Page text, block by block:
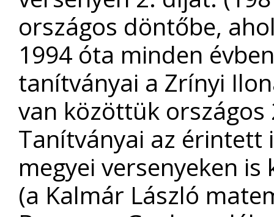
országos döntőbe,
1994 óta minden
tanítványai a Zrínyi
van közöttük országos
Tanítványai az érintett
megyei versenyeken
(a Kalmár László